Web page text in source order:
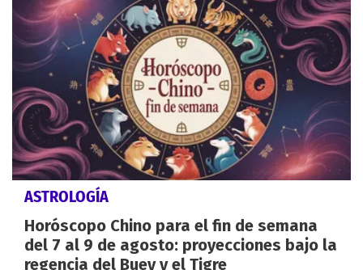
ASTROLOGÍA
Horóscopo Chino para el fin de semana
del 7 al 9 de agosto: proyecciones bajo la
regencia del Buey y el Tigre